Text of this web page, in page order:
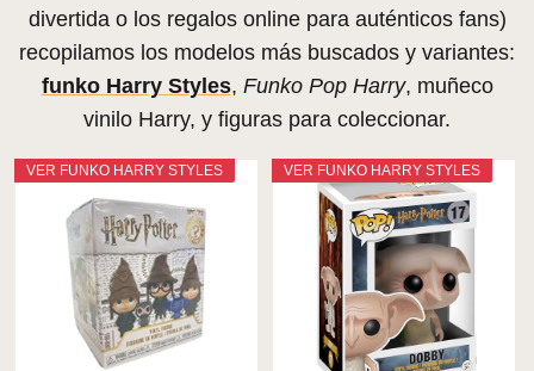
divertida o los regalos online para auténticos fans)
recopilamos los modelos más buscados y variantes:
funko Harry Styles, Funko Pop Harry, muñeco
vinilo Harry, y figuras para coleccionar.
VER FUNKO HARRY STYLES VER FUNKO HARRY STYLES